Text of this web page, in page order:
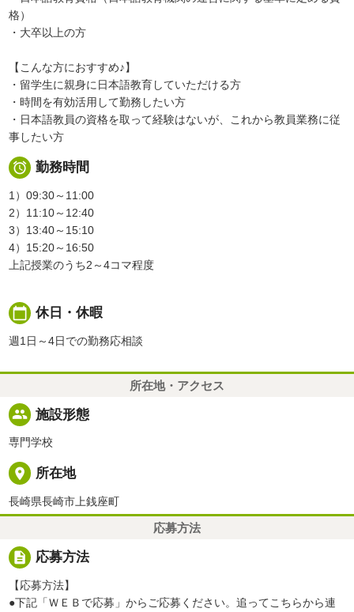
格）
・大卒以上の方
【こんな方におすすめ♪】
・留学生に親身に日本語教育していただける方
・時間を有効活用して勤務したい方
・日本語教員の資格を取って経験はないが、これから教員業務に従
事したい方
 勤務時間
1）09:30～11:00
2）11:10～12:40
3）13:40～15:10
4）15:20～16:50
上記授業のうち2～4コマ程度
calendar_today 休日・休暇
週1日～4日での勤務応相談
所在地・アクセス
people 施設形態
専門学校
place 所在地
長崎県長崎市上銭座町
応募方法
description 応募方法
【応募方法】
●下記「ＷＥＢで応募」からご応募ください。追ってこちらから連